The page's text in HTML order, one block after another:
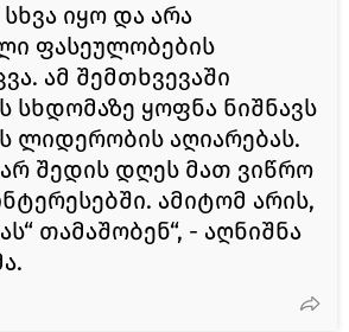
იყო და არა
ფასეულობების
ამ შემთხვევაში
სხდომაზე ყოფნა ნიშნავს
ლიდერობის აღიარებას.
შედის დღეს მათ ვიწრო
ამიტომ არის,
თამაშობენ“, - აღნიშნა